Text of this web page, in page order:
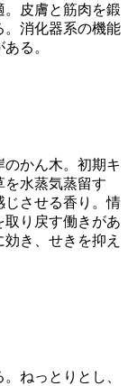
皮膚と筋肉を鍛
。消化器系の機能
る。
かん木。初期キ
を水蒸気蒸留す
じさせる香り。情
り戻す働きがあ
き、せきを抑え
ねっとりとし、